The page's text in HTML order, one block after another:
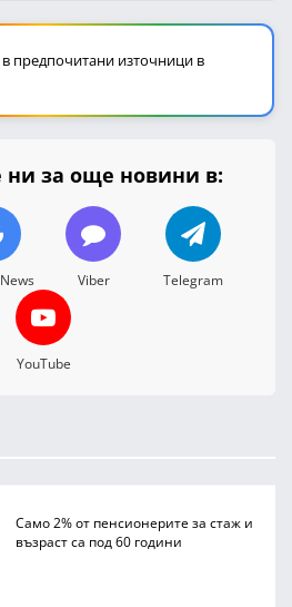
предпочитани източници в
ни за още новини в:
Viber Telegram
YouTube
Само 2% от пенсионерите за стаж и
възраст са под 60 години